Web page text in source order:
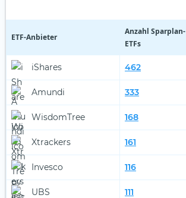
ETF-Anbieter
Anzahl Sparplan-
ETFs
iShares 462
Amundi 333
WisdomTree 168
Xtrackers 161
Invesco 116
UBS 111